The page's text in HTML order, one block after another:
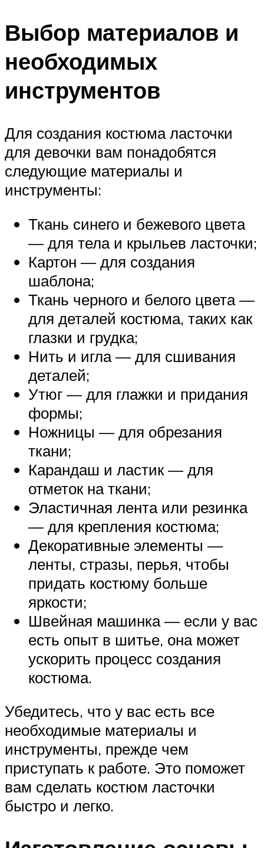
Выбор материалов и
необходимых
инструментов
Для создания костюма ласточки
для девочки вам понадобятся
следующие материалы и
инструменты:
Ткань синего и бежевого цвета
— для тела и крыльев ласточки;
Картон — для создания
шаблона;
Ткань черного и белого цвета —
для деталей костюма, таких как
глазки и грудка;
Нить и игла — для сшивания
деталей;
Утюг — для глажки и придания
формы;
Ножницы — для обрезания
ткани;
Карандаш и ластик — для
отметок на ткани;
Эластичная лента или резинка
— для крепления костюма;
Декоративные элементы —
ленты, стразы, перья, чтобы
придать костюму больше
яркости;
Швейная машинка — если у вас
есть опыт в шитье, она может
ускорить процесс создания
костюма.
Убедитесь, что у вас есть все
необходимые материалы и
инструменты, прежде чем
приступать к работе. Это поможет
вам сделать костюм ласточки
быстро и легко.